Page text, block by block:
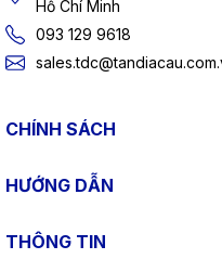
Hồ Chí Minh
093 129 9618
CHÍNH SÁCH
HƯỚNG DẪN
THÔNG TIN